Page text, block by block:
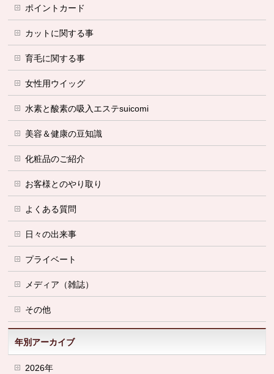
ポイントカード
カットに関する事
育毛に関する事
女性用ウイッグ
水素と酸素の吸入エステsuicomi
美容＆健康の豆知識
化粧品のご紹介
お客様とのやり取り
よくある質問
日々の出来事
プライベート
メディア（雑誌）
その他
年別アーカイブ
2026年